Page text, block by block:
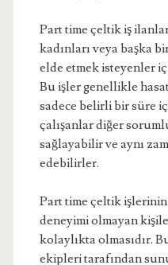
Part time çeltik iş
kadınları veya başka
elde etmek isteyenler
Bu işler genellikle
sadece belirli bir süre
çalışanlar diğer
sağlayabilir ve aynı
edebilirler.
Part time çeltik
deneyimi olmayan
kolaylıkta olmasıdır.
ekipleri tarafından